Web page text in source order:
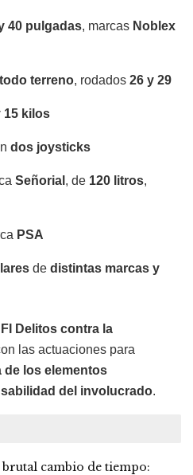
40 pulgadas, marcas Noblex
todo terreno, rodados26 y 29
15 kilos
dos joysticks
Señorial , de 120 litros,
PSA
dedistintas marcas y
Delitos contra la
las actuaciones para
de los elementos
del involucrado.
brutal cambio de tiempo: